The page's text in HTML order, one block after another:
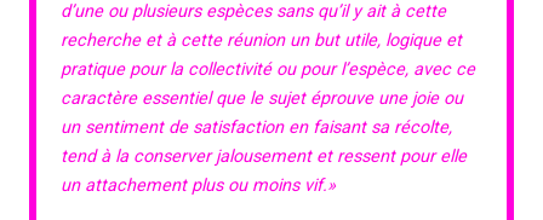
d’une ou plusieurs espèces sans qu’il y ait à cette
recherche et à cette réunion un but utile, logique et
pratique pour la collectivité ou pour l’espèce, avec ce
caractère essentiel que le sujet éprouve une joie ou
un sentiment de satisfaction en faisant sa récolte,
tend à la conserver jalousement et ressent pour elle
un attachement plus ou moins vif.»